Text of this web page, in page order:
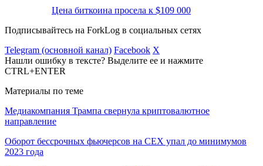
Цена биткоина просела к $109 000
Подписывайтесь на ForkLog в социальных сетях
Telegram (основной канал) Facebook X
Нашли ошибку в тексте? Выделите ее и нажмите
CTRL+ENTER
Материалы по теме
Медиакомпания Трампа свернула криптовалютное
направление
Оборот бессрочных фьючерсов на CEX упал до минимумов
2023 года